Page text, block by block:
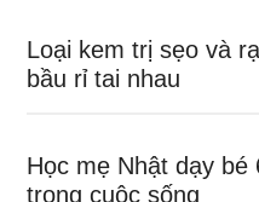
Loại kem trị sẹo và
bầu rỉ tai nhau
Học mẹ Nhật dạy bé
trong cuộc sống